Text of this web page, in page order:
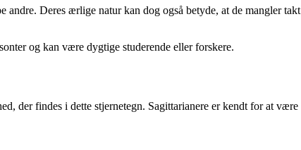
Deres ærlige natur kan dog også betyde, at de mangler takt
og kan være dygtige studerende eller forskere.
der findes i dette stjernetegn. Sagittarianere er kendt for at være